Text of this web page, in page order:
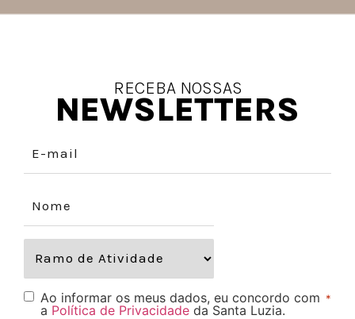
RECEBA NOSSAS
NEWSLETTERS
Ao informar os meus dados, eu concordo com
a Política de Privacidade da Santa Luzia.
*